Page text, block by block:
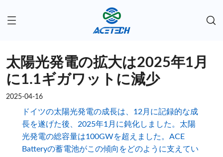
太陽光発電の拡大は2025年1月
に1.1ギガワットに減少
2025-04-16
ドイツの太陽光発電の成長は、12月に記録的な成
長を遂げた後、2025年1月に鈍化しました。太陽
光発電の総容量は100GWを超えました。ACE
Batteryの蓄電池がこの傾向をどのように支えてい